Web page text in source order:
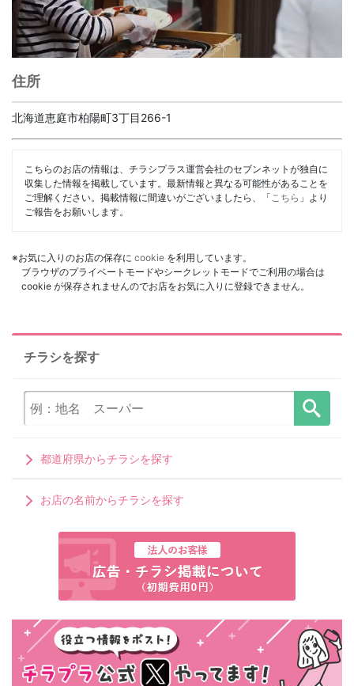
住所
北海道恵庭市柏陽町3丁目266-1
こちらのお店の情報は、チラシプラス運営会社のセブンネットが独自に
収集した情報を掲載しています。最新情報と異なる可能性があることを
ご理解ください。掲載情報に間違いがございましたら、「 こちら 」より
ご報告をお願いします。
※お気に入りのお店の保存に cookie を利用しています。
ブラウザのプライベートモードやシークレットモードでご利用の場合は
cookie が保存されませんのでお店をお気に入りに登録できません。
チラシを探す
都道府県からチラシを探す
お店の名前からチラシを探す